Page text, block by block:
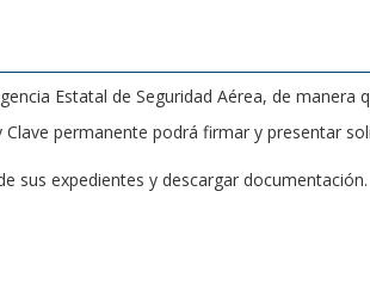
Estatal de Seguridad Aérea, de manera
permanente podrá firmar y presentar
sus expedientes y descargar documentación.